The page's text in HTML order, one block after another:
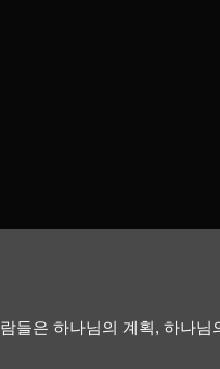
들은 하나님의 계획, 하나님